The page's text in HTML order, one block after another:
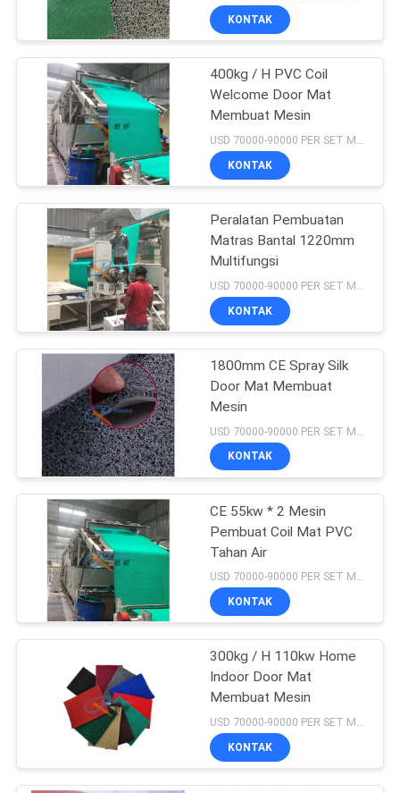
KEBIJAKAN
PRIVASIMesin pembuatan
selang plastik
5
mesin pembuat
keset pintu
mesin pembuat tikar
lantai
11
Mesin Pembuat
Matras Mobil
KONTAK
400kg / H PVC Coil
Welcome Door Mat
Membuat Mesin
KONTAK
Peralatan Pembuatan
Matras Bantal 1220mm
Multifungsi
KONTAK
1800mm CE Spray Silk
Door Mat Membuat
Mesin
KONTAK
CE 55kw * 2 Mesin
Pembuat Coil Mat PVC
Tahan Air
USD 70000-90000 PER SET MOQ:1 set
KONTAK
300kg / H 110kw Home
Indoor Door Mat
Membuat Mesin
USD 70000-90000 PER SET MOQ:1 set
KONTAK